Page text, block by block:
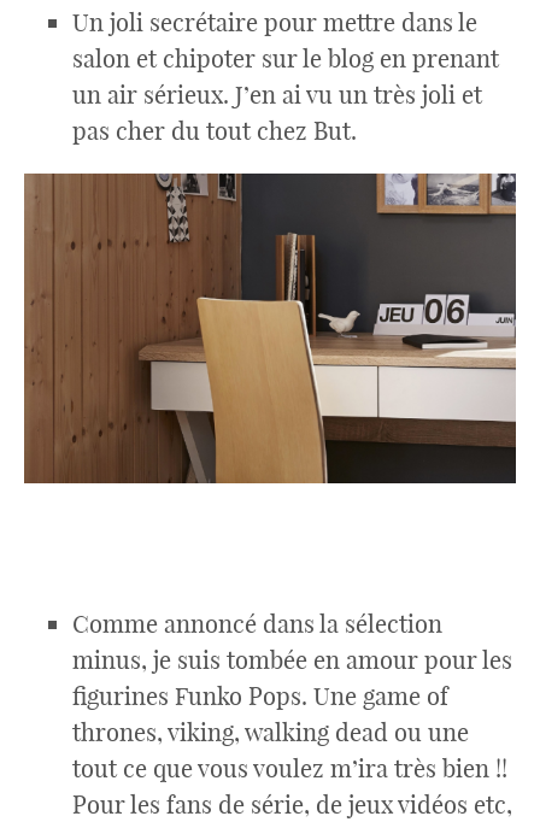
Un joli secrétaire pour mettre dans le
salon et chipoter sur le blog en prenant
un air sérieux. J’en ai vu un très joli et
pas cher du tout chez But.
Comme annoncé dans la sélection
minus, je suis tombée en amour pour les
figurines Funko Pops. Une game of
thrones, viking, walking dead ou une
tout ce que vous voulez m’ira très bien !!
Pour les fans de série, de jeux vidéos etc,